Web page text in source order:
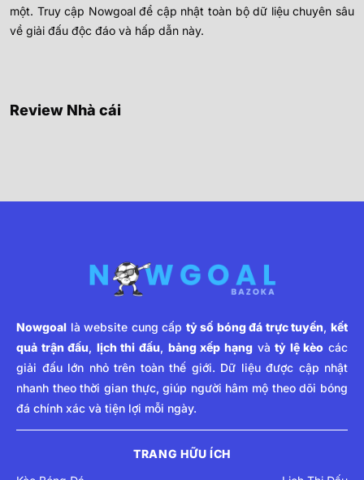
một. Truy cập Nowgoal để cập nhật toàn bộ dữ liệu chuyên sâu
về giải đấu độc đáo và hấp dẫn này.
Review Nhà cái
Nowgoal là website cung cấp tỷ số bóng đá trực tuyến,kết
quả trận đấu, lịch thi đấu, bảng xếp hạngvàtỷ lệ kèo các
giải đấu lớn nhỏ trên toàn thế giới. Dữ liệu được cập nhật
nhanh theo thời gian thực, giúp người hâm mộ theo dõi bóng
đá chính xác và tiện lợi mỗi ngày.
TRANG HỮU ÍCH